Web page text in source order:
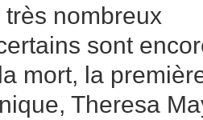
nombreux
sont
mort, la
Theresa